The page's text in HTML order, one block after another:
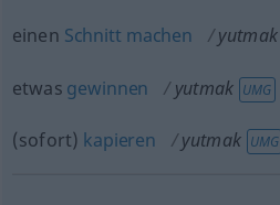
einen Schnitt machen yutmak
etwas gewinnen yutmak UMG
(sofort) kapieren yutmak UMG